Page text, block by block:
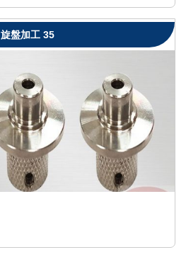
旋盤加工 35